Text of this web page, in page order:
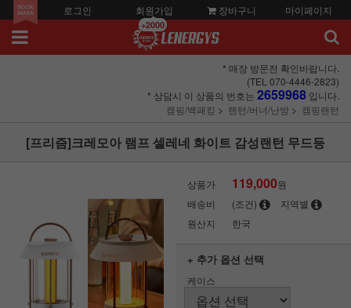
로그인 회원가입
+2000
장바구니 마이페이지
* 매장 방문전 확인바랍니다.
(TEL 070-4446-2823)
* 상담시 이 상품의 번호는 2659968 입니다.
캠핑/백패킹
랜턴/버너/난방 캠핑랜턴
[프리즘]크레모아 램프 셀레네 화이트 감성랜턴 무드등
상품가 119,000원
배송비
(조건)
지역별
원산지
한국
+ 추가 옵션 선택
케이스